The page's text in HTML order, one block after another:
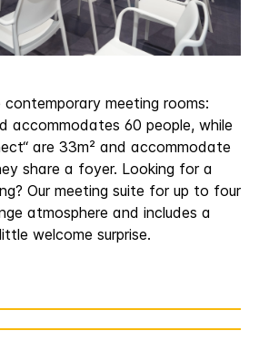
meeting rooms:
accommodates 60 people, while
are 33m² and accommodate
share a foyer. Looking for a
Our meeting suite for up to four
atmosphere and includes a
welcome surprise.